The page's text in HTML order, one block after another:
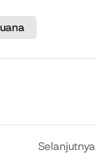
Selanjutnya